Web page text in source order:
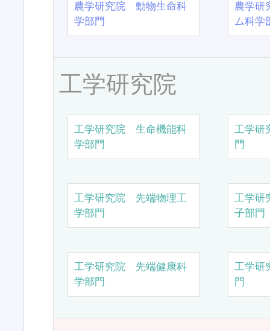
農学研究院 動物生命科
学部門
農学
ム科学
工学研究院
工学研究院 生命機能科
学部門
工学研
門
工学研究院 先端物理工
学部門
工学研
子部門
工学研究院 先端健康科
学部門
工学研
門